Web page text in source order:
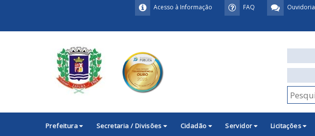
Ouvidoria
FAQ
Acesso à Informação
Prefeitura Secretaria / Divisões Cidadão Servidor Licitações